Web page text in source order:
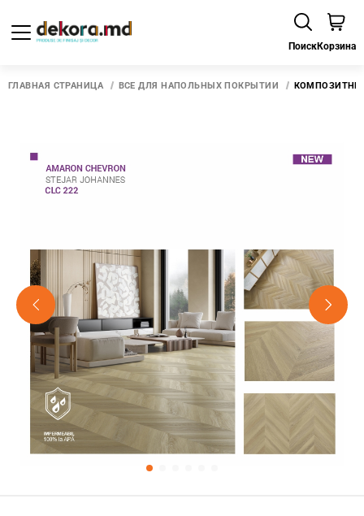
ПоискКорзина
ГЛАВНАЯ СТРАНИЦА ВСЕ ДЛЯ НАПОЛЬНЫХ ПОКРЫТИЙ КОМПОЗИТНЫЙ